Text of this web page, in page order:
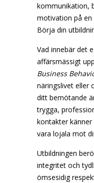
kommunikation,
motivation på en
Börja din
Vad innebär det
affärsmässigt
Business
näringslivet eller
ditt bemötande
trygga,
kontakter känner
vara lojala mot
Utbildningen
integritet och
ömsesidig